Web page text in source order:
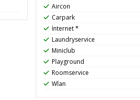
plajı mevcut.
Aircon
Carpark
İnternet *
Laundryservice
Miniclub
Playground
Roomservice
Wlan